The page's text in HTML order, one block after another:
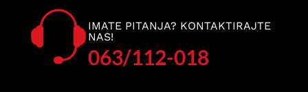
IMATE PITANJA? KONTAKTIRAJTE
NAS!
063/112-018